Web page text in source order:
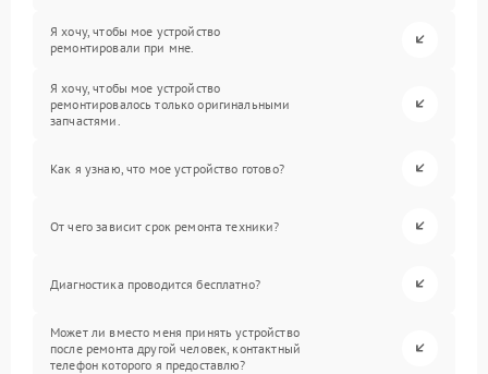
Я хочу, чтобы мое устройство
ремонтировали при мне.
Я хочу, чтобы мое устройство
ремонтировалось только оригинальными
запчастями.
Как я узнаю, что мое устройство готово?
От чего зависит срок ремонта техники?
Диагностика проводится бесплатно?
Может ли вместо меня принять устройство
после ремонта другой человек, контактный
телефон которого я предоставлю?